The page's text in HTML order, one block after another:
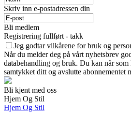
Skriv inn e-postadressen din
Bli medlem
Registrering fullført - takk
Jeg godtar vilkårene for bruk og
Når du melder deg på vårt nyhetsbrev
databehandling og bruk. Du kan når
samtykket ditt og avslutte abonnementet
Bli kjent med oss
Hjem Og Stil
Hjem Og Stil